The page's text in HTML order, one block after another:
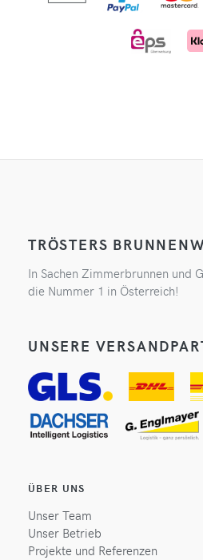
TRÖSTERS
In Sachen Zimmerbrunnen und
die Nummer 1 in Österreich!
UNSERE
ÜBER UNS
Unser Team
Unser Betrieb
Projekte und Referenzen